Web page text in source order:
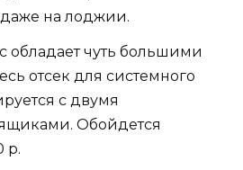
даже на лоджии.
обладает чуть большими
отсек для системного
с двумя
Обойдется
р.